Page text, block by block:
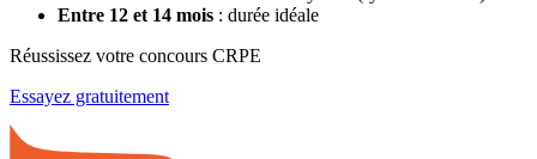
Entre 12 et 14 mois : durée idéale
Réussissez votre concours CRPE
Essayez gratuitement